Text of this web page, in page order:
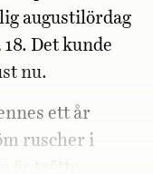
augustilördag
Det kunde
nu.
ett år
ruscher i